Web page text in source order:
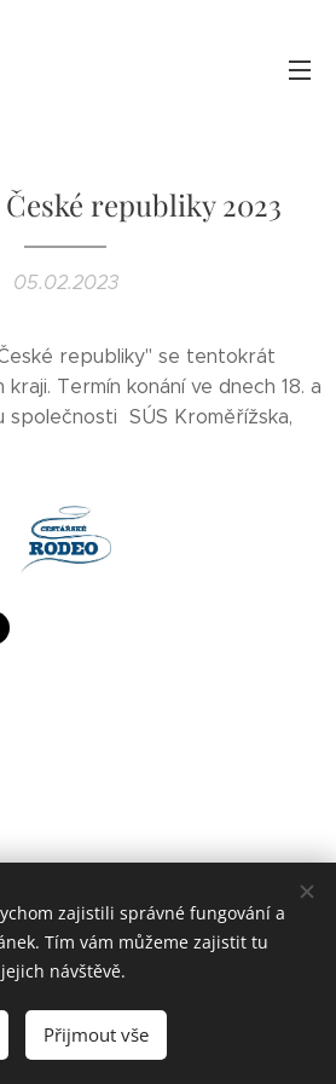
republiky 2023
05.02.2023
republiky" se tentokrát
kraji. Termín konání ve dnech 18. a
společnosti SÚS Kroměřížska,
2007 - 2023
Webnode
zajistili správné fungování a
Tím vám můžeme zajistit tu
návštěvě.
Přijmout vše